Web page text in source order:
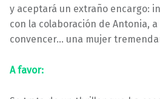
y aceptará un extraño encargo:
con la colaboración de Antonia,
convencer… una mujer
A favor: